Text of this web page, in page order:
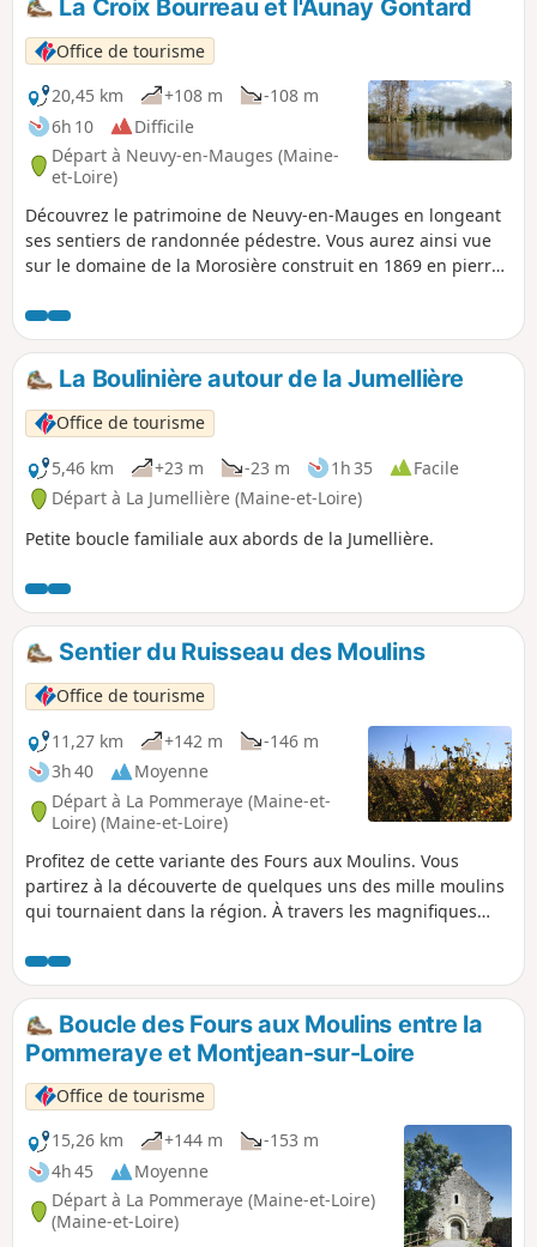
et, dès les beaux jours, la floraison éclatante des
hélianthèmes.
La Croix Bourreau et l'Aunay Gontard
Office de tourisme
20,45 km
+108 m
-108 m
6h 10
Difficile
Départ à Neuvy-en-Mauges (Maine-
et-Loire)
Découvrez le patrimoine de Neuvy-en-Mauges en longeant
ses sentiers de randonnée pédestre. Vous aurez ainsi vue
sur le domaine de la Morosière construit en 1869 en pierre
datant de l'époque classique (XVIIe et XVIIIe siècles) et non
détruit pendant les Guerres de Vendée.
La Boulinière autour de la Jumellière
Office de tourisme
5,46 km
+23 m -23 m 1h 35
Facile
Départ à La Jumellière (Maine-et-Loire)
Petite boucle familiale aux abords de la Jumellière.
Sentier du Ruisseau des Moulins
Office de tourisme
11,27 km
+142 m
-146 m
3h 40
Moyenne
Départ à La Pommeraye (Maine-et-
Loire) (Maine-et-Loire)
Profitez de cette variante des Fours aux Moulins. Vous
partirez à la découverte de quelques uns des mille moulins
qui tournaient dans la région. À travers les magnifiques
pleine nature.Sentier de randonnée entre Montjean-sur-
Loire et La Pommeraye.
Boucle des Fours aux Moulins entre la
Pommeraye et Montjean-sur-Loire
Office de tourisme
15,26 km
+144 m
-153 m
4h 45
Moyenne
Départ à La Pommeraye (Maine-et-Loire)
(Maine-et-Loire)